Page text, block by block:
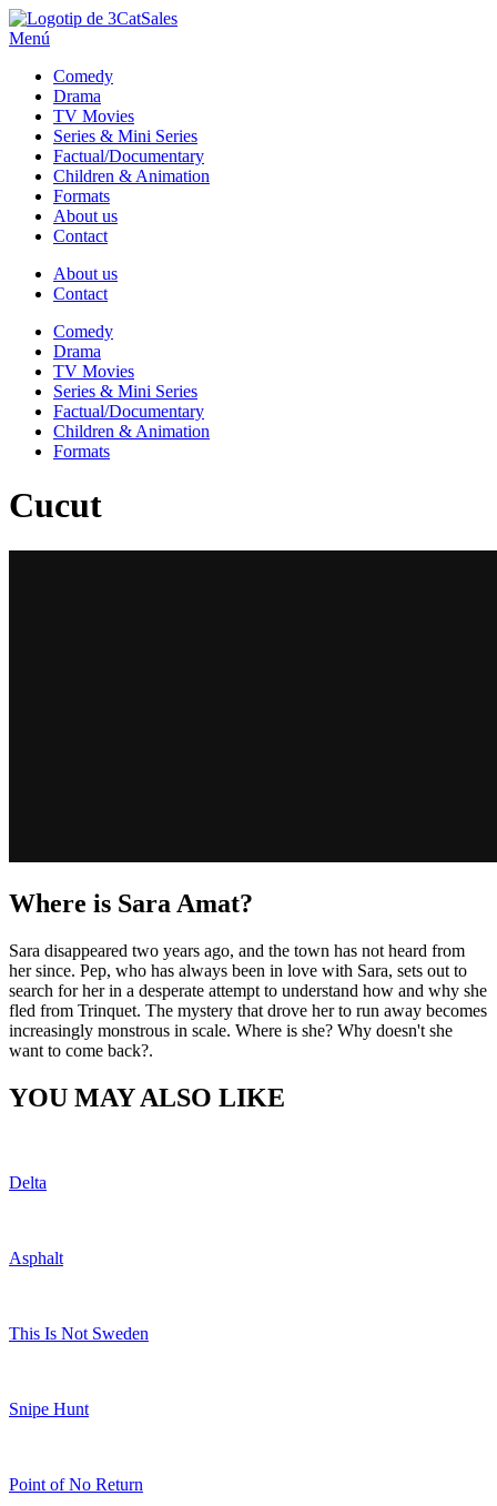
Sales
Menú
Comedy
Drama
TV Movies
Series & Mini Series
Factual/Documentary
Children & Animation
Formats
About us
Contact
About us
Contact
Comedy
Drama
TV Movies
Series & Mini Series
Factual/Documentary
Children & Animation
Formats
Cucut
Where is Sara Amat?
Sara disappeared two years ago, and the town has not heard from
her since. Pep, who has always been in love with Sara, sets out to
search for her in a desperate attempt to understand how and why she
fled from Trinquet. The mystery that drove her to run away becomes
increasingly monstrous in scale. Where is she? Why doesn't she
want to come back?.
YOU MAY ALSO LIKE
Delta
Asphalt
This Is Not Sweden
Snipe Hunt
Point of No Return